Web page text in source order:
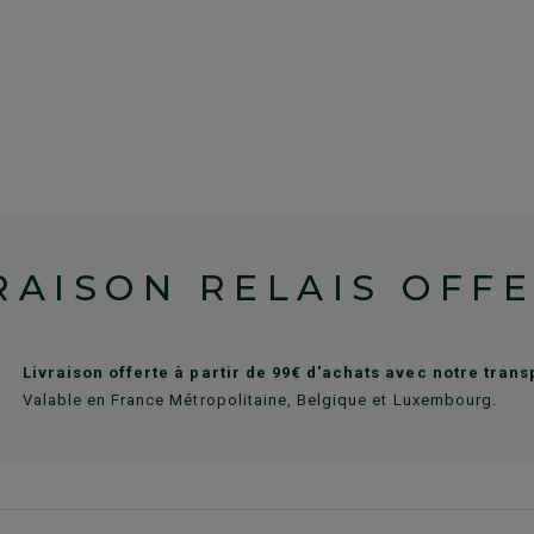
RELAIS
Livraison offerte à partir de 99€ d'achats avec notre
Valable en France Métropolitaine, Belgique et Luxembourg.